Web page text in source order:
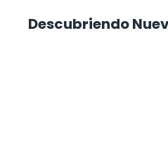
Descubriendo